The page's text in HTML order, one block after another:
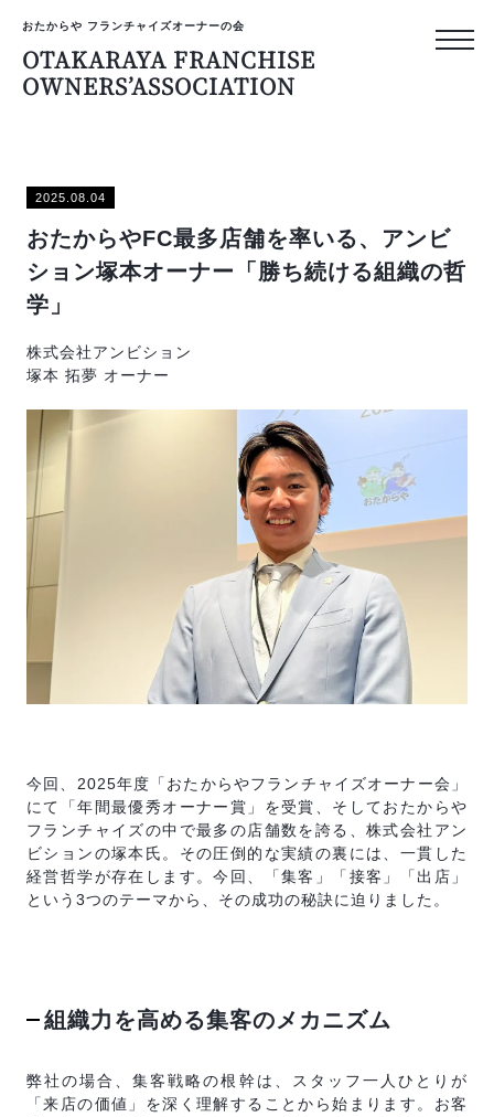
おたからや フランチャイズオーナーの会
OTAKARAYA FRANCHISE
OWNERS’ASSOCIATION
FRANCHISE
プライバシーポリシー
反社会的勢力排除宣言
SVブログ
運営会社
2025.08.04
おたからやFC最多店舗を率いる、アンビ
ション塚本オーナー「勝ち続ける組織の哲
学」
株式会社アンビション
塚本 拓夢 オーナー
今回、2025年度「おたからやフランチャイズオーナー会」
にて「年間最優秀オーナー賞」を受賞、そしておたからや
フランチャイズの中で最多の店舗数を誇る、株式会社アン
ビションの塚本氏。その圧倒的な実績の裏には、一貫した
経営哲学が存在します。今回、「集客」「接客」「出店」
という3つのテーマから、その成功の秘訣に迫りました。
組織力を高める集客のメカニズム
弊社の場合、集客戦略の根幹は、スタッフ一人ひとりが
「来店の価値」を深く理解することから始まります。お客